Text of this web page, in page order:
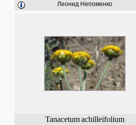
Леонид Непоменко
Tanacetumachilleifolium